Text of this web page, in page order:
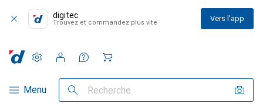
digitec
Trouvez et commandez plus vite Vers l'app
Navigation par catégorie
Menu Recherche
Paramètres
Compte client
Listes de comparaison
Listes d'envies
Panier